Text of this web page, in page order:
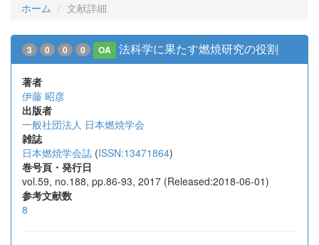
ホーム 文献詳細
3 0 0 0 OA 法科学に果たす燃焼研究の役割
著者
伊藤 昭彦
出版者
一般社団法人 日本燃焼学会
雑誌
日本燃焼学会誌 (ISSN:13471864)
巻号頁・発行日
vol.59, no.188, pp.86-93, 2017 (Released:2018-06-01)
参考文献数
8